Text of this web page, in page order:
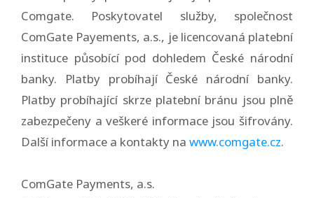
Comgate. Poskytovatel služby, společnost
ComGate Payements, a.s., je licencovaná platební
instituce působící pod dohledem České národní
banky. Platby probíhají České národní banky.
Platby probíhající skrze platební bránu jsou plně
zabezpečeny a veškeré informace jsou šifrovány.
Další informace a kontakty nawww.comgate.cz.
ComGate Payments, a.s.